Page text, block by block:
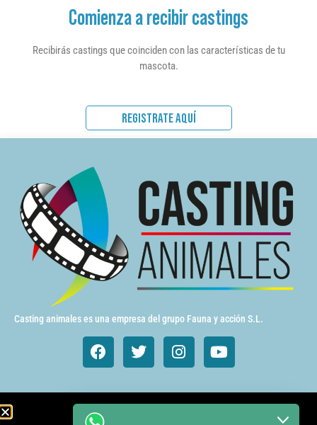
Comienza a recibir castings
Recibirás castings que coinciden con las características de tu
mascota.
REGISTRATE AQUÍ
Casting animales es una empresa del grupo Fauna y acción S.L.
Animales de cine y TV